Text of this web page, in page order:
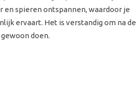
en spieren ontspannen, waardoor je
ervaart. Het is verstandig om na de
doen.